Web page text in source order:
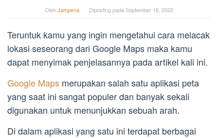
OlehJampena Diposting pada September 16, 2022
Teruntuk kamu yang ingin mengetahui cara melacak
lokasi seseorang dari Google Maps maka kamu
dapat menyimak penjelasannya pada artikel kali ini.
Google Maps merupakan salah satu aplikasi peta
yang saat ini sangat populer dan banyak sekali
digunakan untuk menunjukkan sebuah arah.
Di dalam aplikasi yang satu ini terdapat berbagai